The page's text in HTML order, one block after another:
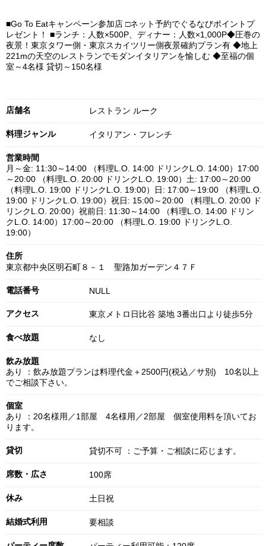
■Go To Eatキャンペーン参加店 □ネット予約でぐるなびポイントプ
レゼント！ ■ランチ：人数×500P、ディナー：人数×1,000P◆圧巻の
夜景！東京タワー側・東京スカイツリー側夜景確約プラン有 ◆地上
221mの天空のレストランでモダンイタリアンを愉しむ ◆至福の個
室～4名様 貸切～150名様
店舗名 レストラン ルーク
料理ジャンル イタリアン・フレンチ
営業時間
月～金: 11:30～14:00 （料理L.O. 14:00 ドリンクL.O. 14:00）17:00
～20:00 （料理L.O. 20:00 ドリンクL.O. 19:00）土: 17:00～20:00
（料理L.O. 19:00 ドリンクL.O. 19:00）日: 17:00～19:00 （料理L.O.
19:00 ドリンクL.O. 19:00）祝日: 15:00～20:00 （料理L.O. 20:00 ド
リンクL.O. 20:00）祝前日: 11:30～14:00 （料理L.O. 14:00 ドリン
クL.O. 14:00）17:00～20:00 （料理L.O. 19:00 ドリンクL.O.
19:00）
住所
東京都中央区明石町８－１ 聖路加ガーデン４７Ｆ
電話番号 NULL
アクセス 東京メトロ日比谷 築地 3番出口より徒歩5分
食べ放題 なし
飲み放題
あり ：飲み放題プランは料理代金＋2500円(税込／サ別) 10名以上
でご相談下さい。
個室
あり ：20名様用／1部屋 4名様用／2部屋 個室使用料を頂いてお
ります。
貸切 貸切不可 ：ご予算・ご相談に応じます。
席数・広さ 100席
休み 土日祝
結婚式利用 要相談